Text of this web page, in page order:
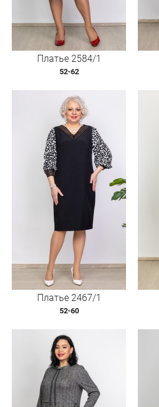
Платье 2584/1
52-62
Платье 2467/1
52-60